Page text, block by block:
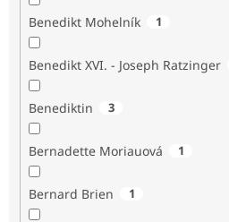
Benedikt Mohelník 1
Benedikt XVI. - Joseph Ratzinger
Benediktin 3
Bernadette Moriauová 1
Bernard Brien 1